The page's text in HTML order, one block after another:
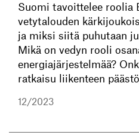
Suomi tavoittelee roolia
vetytalouden
ja miksi siitä puhutaan
Mikä on vedyn rooli
energiajärjestelmää?
ratkaisu liikenteen
12/2023